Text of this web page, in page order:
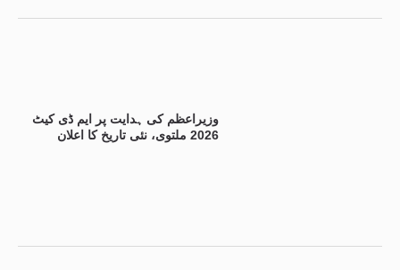
وزیراعظم کی ہدایت پر ایم ڈی کیٹ
2026 ملتوی، نئی تاریخ کا اعلان